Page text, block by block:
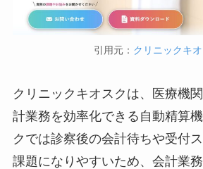
引用元： クリニックキ
クリニックキオスクは、医療機
計業務を効率化できる自動精算
クでは診察後の会計待ちや受付
課題になりやすいため、会計業